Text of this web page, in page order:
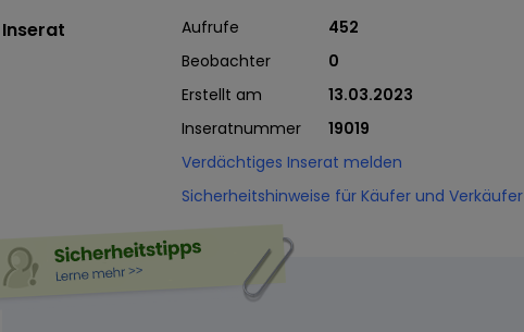
Inserat Aufrufe
452
Beobachter
0
Erstellt am
13.03.2023
Inseratnummer
19019
Verdächtiges Inserat melden
Sicherheitshinweise für Käufer und Verkäufer